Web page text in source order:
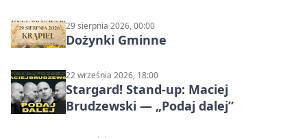
29 sierpnia 2026, 00:00
Dożynki Gminne
22 września 2026, 18:00
Stargard! Stand-up: Maciej
Brudzewski — „Podaj dalej”